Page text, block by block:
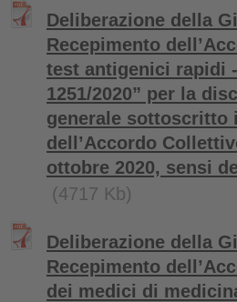
Deliberazione della
Recepimento
test antigenici rapidi
1251/2020” per la
generale sottoscritto
dell’Accordo
ottobre 2020, sensi
(4717 Kb)
Deliberazione della
Recepimento
dei medici di